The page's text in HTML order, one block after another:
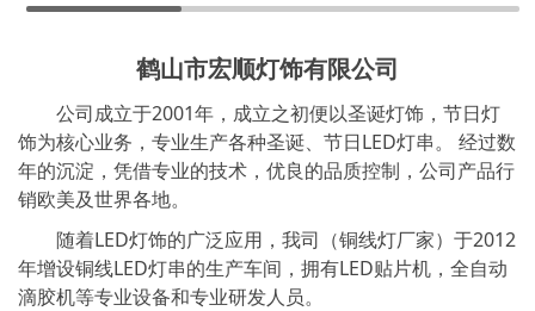
鹤山市宏顺灯饰有限公司
公司成立于2001年，成立之初便以圣诞灯饰，节日灯
饰为核心业务，专业生产各种圣诞、节日LED灯串。 经过数
年的沉淀，凭借专业的技术，优良的品质控制，公司产品行
销欧美及世界各地。
随着LED灯饰的广泛应用，我司（铜线灯厂家）于2012
年增设铜线LED灯串的生产车间，拥有LED贴片机，全自动
滴胶机等专业设备和专业研发人员。